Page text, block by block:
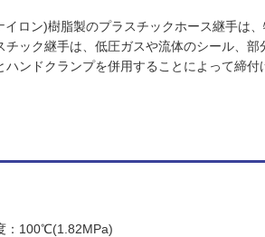
イロン)樹脂製のプラスチックホース継手は
チック継手は、低圧ガスや流体のシール、部
ハンドクランプを併用することによって締付
：100℃(1.82MPa)